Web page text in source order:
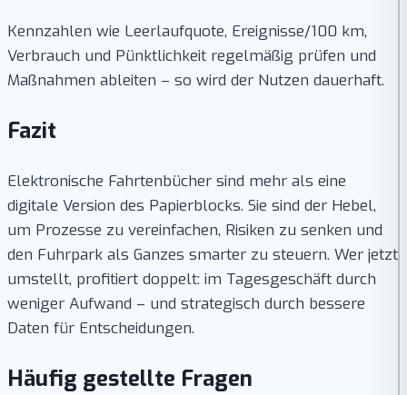
Kennzahlen wie Leerlaufquote, Ereignisse/100 km,
Verbrauch und Pünktlichkeit regelmäßig prüfen und
Maßnahmen ableiten – so wird der Nutzen dauerhaft.
Fazit
Elektronische Fahrtenbücher sind mehr als eine
digitale Version des Papierblocks. Sie sind der Hebel,
um Prozesse zu vereinfachen, Risiken zu senken und
den Fuhrpark als Ganzes smarter zu steuern. Wer jetzt
umstellt, profitiert doppelt: im Tagesgeschäft durch
weniger Aufwand – und strategisch durch bessere
Daten für Entscheidungen.
Häufig gestellte Fragen